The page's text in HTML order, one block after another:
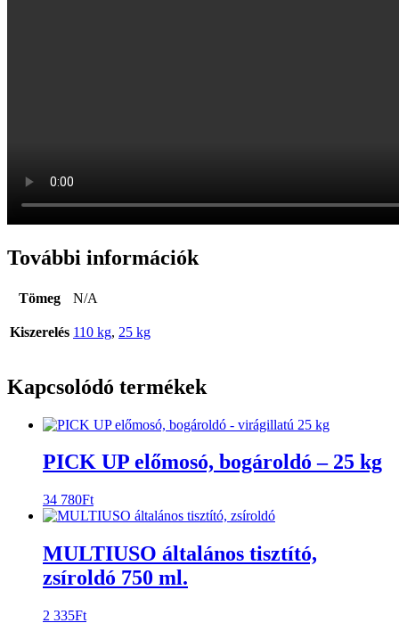
További információk
Tömeg N/A
Kiszerelés 110 kg, 25 kg
Kapcsolódó termékek
PICK UP előmosó, bogároldó – 25 kg
34 780Ft
MULTIUSO általános tisztító,
zsíroldó 750 ml.
2 335Ft